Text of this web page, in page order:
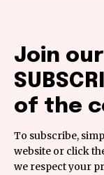
Join
of the
To subscribe,
website or click
we respect your